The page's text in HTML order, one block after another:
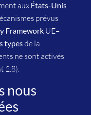
aux États-Unis.
prévus
Framework UE–
typesde la
ne sont activés
2.8).
nous